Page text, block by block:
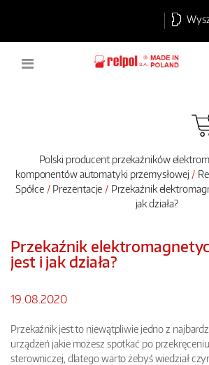
Polski producent przekaźników
komponentów automatyki przemysłowej
Spółce
Prezentacje
Przekaźnik
jak działa?
Przekaźnik
jest i jak działa?
19.08.2020
Przekaźnik jest to niewątpliwie jedno z
urządzeń jakie możesz spotkać po
sterowniczej, dlatego warto żebyś wiedział